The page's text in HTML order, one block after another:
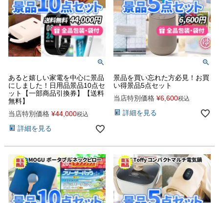
あると嬉しい家電を中心に景品
にしました！日用品景品10点セ
ット【一部商品引換券】【送料
無料】
当店特別価格 ¥44,000税込
詳細を見る
景品を買い忘れた方必見！お買
い得景品5点セット
当店特別価格 ¥6,600税込
詳細を見る